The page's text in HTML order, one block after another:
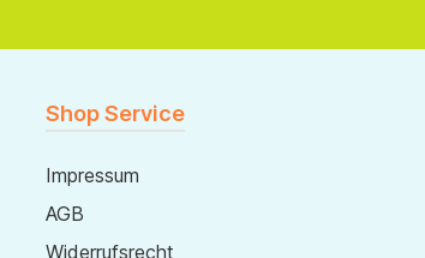
Shop Service
Impressum
AGB
Widerrufsrecht